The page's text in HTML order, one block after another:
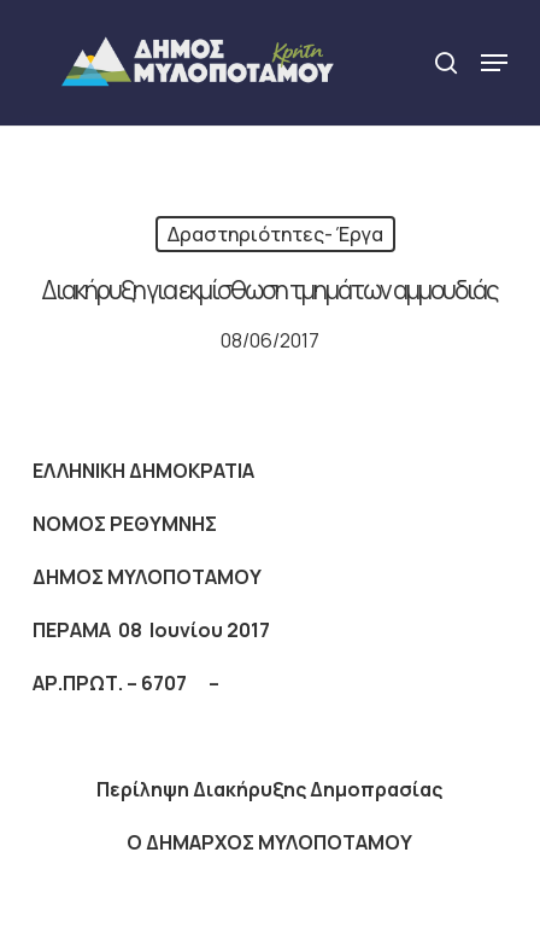
content
search
Menu
Δραστηριότητες- Έργα
Διακήρυξη για εκμίσθωση τμημάτων αμμουδιάς
08/06/2017
ΕΛΛΗΝΙΚΗ ΔΗΜΟΚΡΑΤΙΑ
ΝΟΜΟΣ ΡΕΘΥΜΝΗΣ
ΔΗΜΟΣ ΜΥΛΟΠΟΤΑΜΟΥ
ΠΕΡΑΜΑ 08 Ιουνίου 2017
ΑΡ.ΠΡΩΤ. – 6707 –
Περίληψη Διακήρυξης Δημοπρασίας
Ο ΔΗΜΑΡΧΟΣ ΜΥΛΟΠΟΤΑΜΟΥ
Close